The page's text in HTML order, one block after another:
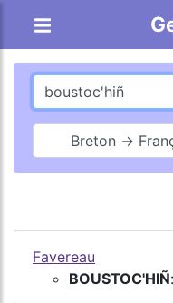
Breton →
Favereau
BOUSTOC'HIÑ